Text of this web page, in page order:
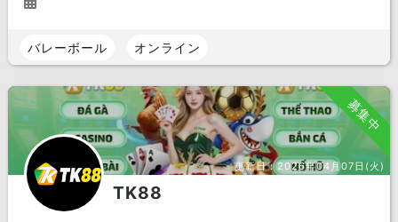
バレーボール オンライン
募集中
更新日：2026年04月07日(火)
TK88